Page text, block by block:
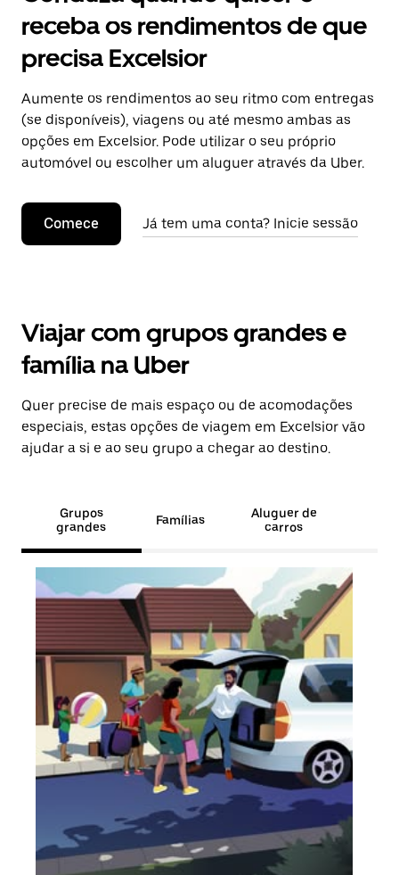
receba os rendimentos de que
precisa Excelsior
Aumente os rendimentos ao seu ritmo com entregas
(se disponíveis), viagens ou até mesmo ambas as
opções em Excelsior. Pode utilizar o seu próprio
automóvel ou escolher um aluguer através da Uber.
Comece Já tem uma conta? Inicie sessão
Viajar com grupos grandes e
família na Uber
Quer precise de mais espaço ou de acomodações
especiais, estas opções de viagem em Excelsior vão
ajudar a si e ao seu grupo a chegar ao destino.
Grupos
grandes
Famílias
Aluguer de
carros